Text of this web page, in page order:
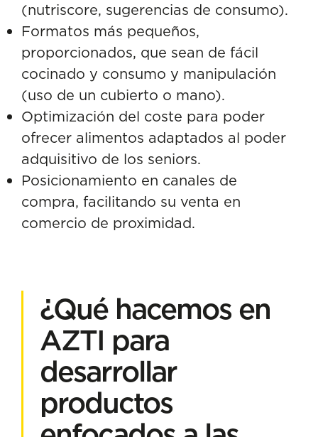
(nutriscore, sugerencias de consumo).
Formatos más pequeños,
proporcionados, que sean de fácil
cocinado y consumo y manipulación
(uso de un cubierto o mano).
Optimización del coste para poder
ofrecer alimentos adaptados al poder
adquisitivo de los seniors.
Posicionamiento en canales de
compra, facilitando su venta en
comercio de proximidad.
¿Qué hacemos en
AZTI para
desarrollar
productos